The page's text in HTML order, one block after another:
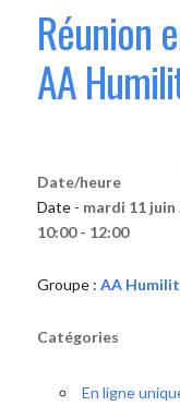
Réunion
AA
Date/heure
Date - mardi 11 juin
10:00 - 12:00
Groupe : AA
Catégories
En ligne